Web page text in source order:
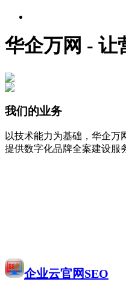
华企万网 - 让
我们的业务
以技术能力为基础，华企万
提供数字化品牌全案建设服
企业云官网SEO